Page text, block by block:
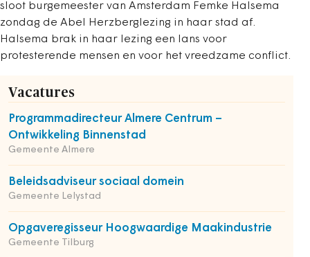
sloot burgemeester van Amsterdam Femke Halsema
zondag de Abel Herzberglezing in haar stad af.
Halsema brak in haar lezing een lans voor
protesterende mensen en voor het vreedzame conflict.
Vacatures
Programmadirecteur Almere Centrum –
Ontwikkeling Binnenstad
Gemeente Almere
Beleidsadviseur sociaal domein
Gemeente Lelystad
Opgaveregisseur Hoogwaardige Maakindustrie
Gemeente Tilburg